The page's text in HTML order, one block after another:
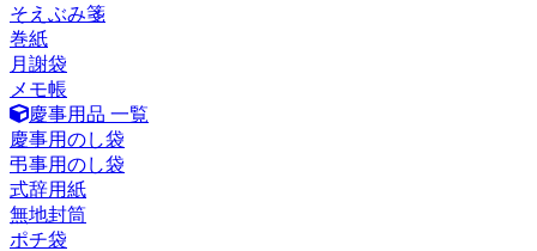
そえぶみ箋
巻紙
月謝袋
メモ帳
慶事用品 一覧
慶事用のし袋
弔事用のし袋
式辞用紙
無地封筒
ポチ袋